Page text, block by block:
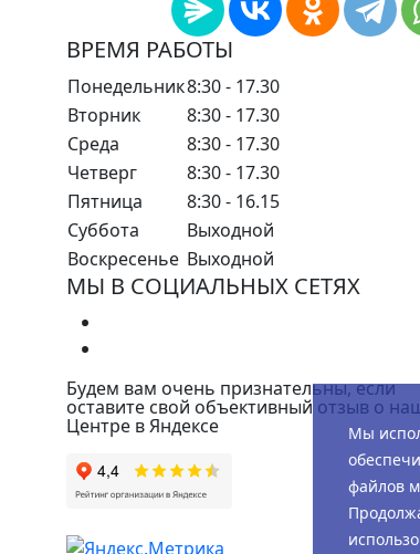
ВРЕМЯ РАБОТЫ
Понедельник8:30 - 17.30
Вторник
8:30 - 17.30
Среда
8:30 - 17.30
Четверг
8:30 - 17.30
Пятница
8:30 - 16.15
Суббота
Выходной
Воскресенье Выходной
МЫ В СОЦИАЛЬНЫХ СЕТЯХ
Будем вам очень признательны, если
оставите свой объективный отзыв о
Центре в Яндексе
Мы
файлов